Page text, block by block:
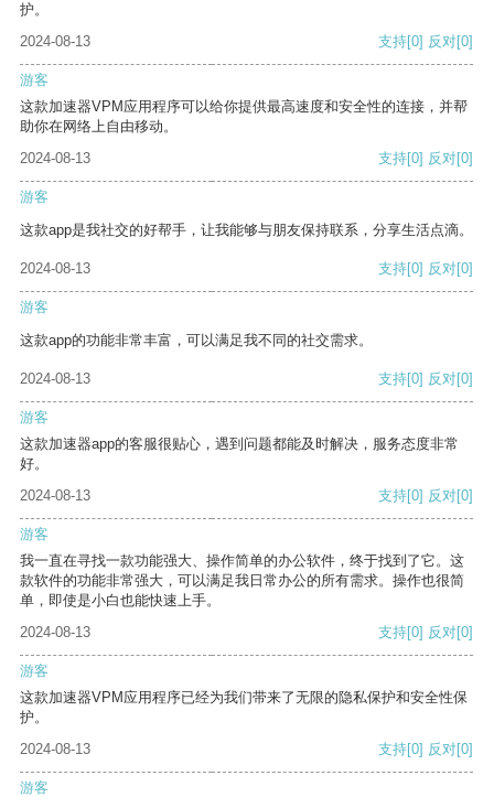
护。
2024-08-13
支持[0] 反对[0]
游客
这款加速器VPM应用程序可以给你提供最高速度和安全性的连接，并帮
助你在网络上自由移动。
2024-08-13
支持[0] 反对[0]
游客
这款app是我社交的好帮手，让我能够与朋友保持联系，分享生活点滴。
2024-08-13 支持[0] 反对[0]
游客
这款app的功能非常丰富，可以满足我不同的社交需求。
2024-08-13 支持[0] 反对[0]
游客
这款加速器app的客服很贴心，遇到问题都能及时解决，服务态度非常
好。
2024-08-13
支持[0] 反对[0]
游客
我一直在寻找一款功能强大、操作简单的办公软件，终于找到了它。这
款软件的功能非常强大，可以满足我日常办公的所有需求。操作也很简
单，即使是小白也能快速上手。
2024-08-13
支持[0] 反对[0]
游客
这款加速器VPM应用程序已经为我们带来了无限的隐私保护和安全性保
护。
2024-08-13
支持[0] 反对[0]
游客